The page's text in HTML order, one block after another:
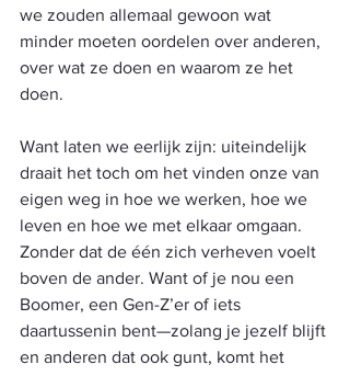
we zouden allemaal gewoon wat
minder moeten oordelen over anderen,
over wat ze doen en waarom ze het
doen.
Want laten we eerlijk zijn: uiteindelijk
draait het toch om het vinden onze van
eigen weg in hoe we werken, hoe we
leven en hoe we met elkaar omgaan.
Zonder dat de één zich verheven voelt
boven de ander. Want of je nou een
Boomer, een Gen-Z’er of iets
daartussenin bent—zolang je jezelf blijft
en anderen dat ook gunt, komt het